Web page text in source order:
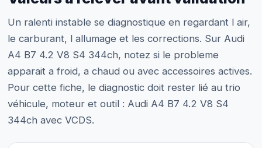
Un ralenti instable se diagnostique en regardant l air,
le carburant, l allumage et les corrections. Sur Audi
A4 B7 4.2 V8 S4 344ch, notez si le probleme
apparait a froid, a chaud ou avec accessoires actives.
Pour cette fiche, le diagnostic doit rester lié au trio
véhicule, moteur et outil : Audi A4 B7 4.2 V8 S4
344ch avec VCDS.